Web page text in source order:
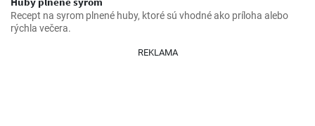
Recept na syrom plnené huby, ktoré sú vhodné ako príloha alebo
rýchla večera.
REKLAMA